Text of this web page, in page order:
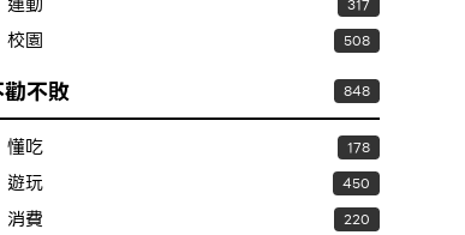
317
校園 508
不敗 848
懂吃 178
遊玩 450
消費 220